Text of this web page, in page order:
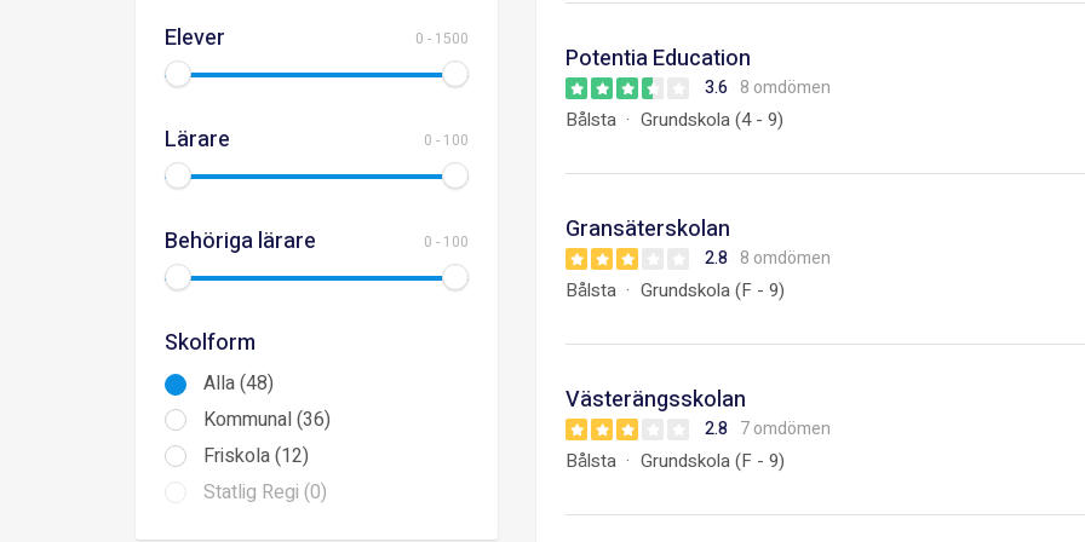
Elever 0 - 1500
Lärare 0 - 100
Behöriga lärare 0 - 100
Skolform
Alla (48)
Kommunal (36)
Friskola (12)
Statlig Regi (0)
Potentia Education
3.6 8 omdömen
Bålsta Grundskola (4 - 9)
Gransäterskolan
2.8 8 omdömen
Bålsta Grundskola (F - 9)
Västerängsskolan
2.8 7 omdömen
Bålsta Grundskola (F - 9)